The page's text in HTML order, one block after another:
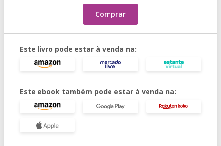
Comprar
Este livro pode estar à venda na:
Este ebook também pode estar à venda na: